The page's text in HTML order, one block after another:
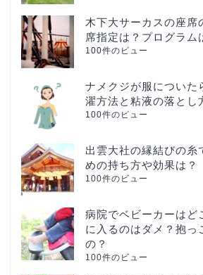
木下大サーカスの座席
席指定は？プログラム
100件のビュー
ナメクジが服についた
濯方法と粘液の落とし
100件のビュー
出雲大社の縁結びの糸
めの持ち方や効果は？
100件のビュー
病院でベビーカーはど
に入るのはダメ？抱っ
の？
100件のビュー